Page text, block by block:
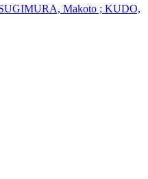
Makoto ; KUDO,